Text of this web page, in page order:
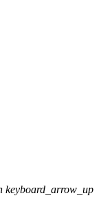
keyboard_arrow_up